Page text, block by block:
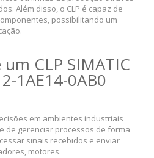
Além disso, o CLP é capaz de
possibilitando um
CLP SIMATIC
1AE14-0AB0
em ambientes industriais
de gerenciar processos de forma
sinais recebidos e enviar
motores.